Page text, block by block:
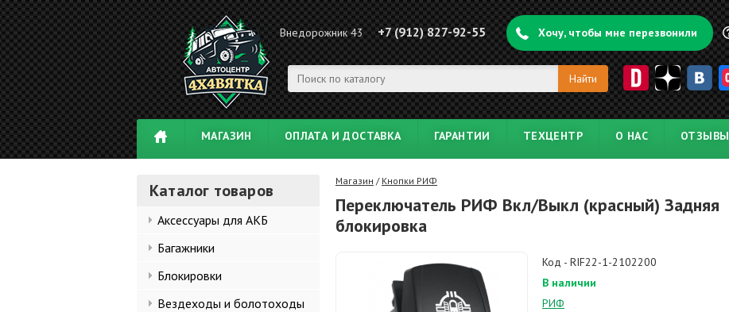
Внедорожник 43 +7 (912) 827-92-55 Хочу, чтобы мне перезвонили
МАГАЗИН ОПЛАТА И ДОСТАВКА ГАРАНТИИ ТЕХЦЕНТР О НАС ОТЗЫВЫ
Каталог товаров
Аксессуары для АКБ
Багажники
Блокировки
Вездеходы и болотоходы
Магазин / Кнопки РИФ
Переключатель РИФ Вкл/Выкл (красный) Задняя
блокировка
Код - RIF22-1-2102200
В наличии
РИФ